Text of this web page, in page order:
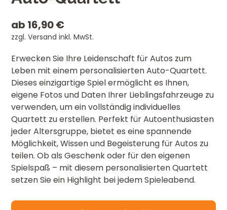
ab 16,90 €
zzgl. Versand inkl. MwSt.
Erwecken Sie Ihre Leidenschaft für Autos zum
Leben mit einem personalisierten Auto-Quartett.
Dieses einzigartige Spiel ermöglicht es Ihnen,
eigene Fotos und Daten Ihrer Lieblingsfahrzeuge zu
verwenden, um ein vollständig individuelles
Quartett zu erstellen. Perfekt für Autoenthusiasten
jeder Altersgruppe, bietet es eine spannende
Möglichkeit, Wissen und Begeisterung für Autos zu
teilen. Ob als Geschenk oder für den eigenen
Spielspaß – mit diesem personalisierten Quartett
setzen Sie ein Highlight bei jedem Spieleabend.